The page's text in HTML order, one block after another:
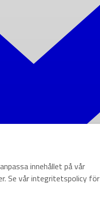
innehållet på vår
Se vår integritetspolicy för